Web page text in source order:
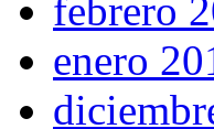
febrero
enero